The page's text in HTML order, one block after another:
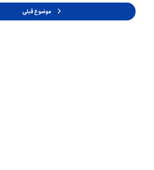
موضوع قبلی